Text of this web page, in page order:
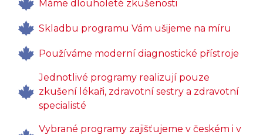
Máme dlouholeté zkušenosti
Skladbu programu Vám ušijeme na míru
Používáme moderní diagnostické přístroje
Jednotlivé programy realizují pouze
zkušení lékaři, zdravotní sestry a zdravotní
specialisté
Vybrané programy zajišťujeme v českém i v